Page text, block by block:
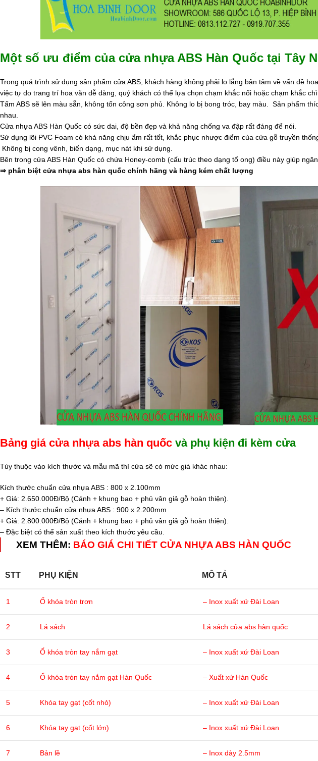
Một số ưu điểm của cửa nhựa ABS Hàn Quốc tại Tây
Trong quá trình sử dụng sản phẩm cửa ABS, khách hàng không phải lo lắng bận tâm về vấn đề
việc tự do trang trí hoa văn dễ dàng, quý khách có thể lựa chọn chạm khắc nổi hoặc chạm khắc
Tấm ABS sẽ lên màu sẵn, không tốn công sơn phủ. Không lo bị bong tróc, bay màu. Sản phẩm
nhau.
Cửa nhựa ABS Hàn Quốc có sức dai, độ bền đẹp và khả năng chống va đập rất đáng để nói.
Sử dụng lõi PVC Foam có khả năng chịu ẩm rất tốt, khắc phục nhược điểm của cửa gỗ truyền
Không bị cong vênh, biến dạng, mục nát khi sử dụng.
Bên trong cửa ABS Hàn Quốc có chứa Honey-comb (cấu trúc theo dạng tổ ong) điều này giúp
⇒ phân biệt cửa nhựa abs hàn quốc chính hãng và hàng kém chất lượng
Bảng giá cửa nhựa abs hàn quốc và phụ kiện đi kèm cửa
Tùy thuộc vào kích thước và mẫu mã thì cửa sẽ có mức giá khác nhau:
Kích thước chuẩn cửa nhựa ABS : 800 x 2.100mm
+ Giá: 2.650.000Đ/Bộ (Cánh + khung bao + phủ vân giả gỗ hoàn thiện).
– Kích thước chuẩn cửa nhựa ABS : 900 x 2.200mm
+ Giá: 2.800.000Đ/Bộ (Cánh + khung bao + phủ vân giả gỗ hoàn thiện).
– Đặc biệt có thể sản xuất theo kích thước yêu cầu.
XEM THÊM: BÁO GIÁ CHI TIẾT CỬA NHỰA ABS HÀN QUỐC
STT PHỤ KIỆN MÔ TẢ
1 Ổ khóa tròn trơn – Inox xuất xứ Đài Loan
2 Lá sách Lá sách cửa abs hàn quốc
3 Ổ khóa tròn tay nắm gạt – Inox xuất xứ Đài Loan
4 Ổ khóa tròn tay nắm gạt Hàn Quốc – Xuất xứ Hàn Quốc
5 Khóa tay gạt (cốt nhỏ) – Inox xuất xứ Đài Loan
6 Khóa tay gạt (cốt lớn) – Inox xuất xứ Đài Loan
7 Bản lề – Inox dày 2.5mm